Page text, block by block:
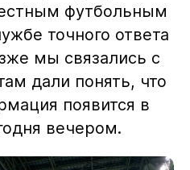
футбольным
точного ответа
мы связались с
дали понять, что
появится в
вечером.